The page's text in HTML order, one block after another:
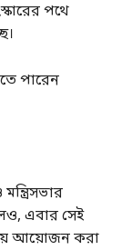
পথে
পারেন
এবার সেই
আয়োজন করা